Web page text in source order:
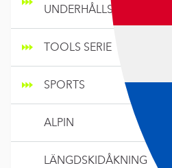
UNDERHÅLLSPRODUKTER
TOOLS SERIE
SPORTS
ALPIN
LÄNGDSKIDÅKNING